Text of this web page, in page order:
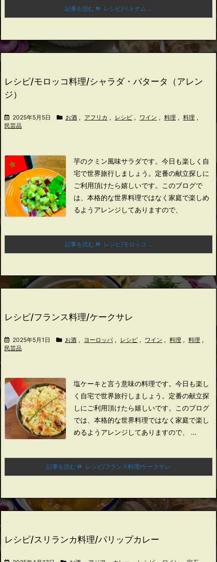
記事を読む レシピ/ベトナム ...
レシピ/モロッコ料理/シャラダ・バタータ（アレン
ジ）
2025年5月5日 お酒 , アフリカ , レシピ , ワイン , 料理 , 料理 ,
民芸品
芋のクミン風味サラダです。 今日も楽しく自
宅で世界旅行しましょう。 定番の献立探しに
ご利用頂けたら嬉しいです。
このブログで
は、本格的な世界料理ではなく家庭で楽しめ
るようアレンジしてありますので、
記事を読む レシピ/モロッコ ...
レシピ/フランス料理/ケークサレ
2025年5月1日 お酒 , ヨーロッパ , レシピ , ワイン , 料理 , 料理 ,
民芸品
塩ケーキと言う意味の料理です。 今日も楽し
く自宅で世界旅行しましょう。 定番の献立探
しにご利用頂けたら嬉しいです。
このブログ
では、本格的な世界料理ではなく家庭で楽し
めるようアレンジしてありますので、 ...
記事を読む レシピ/フランス料理/ケークサレ
レシピ/スリランカ料理/パリップカレー